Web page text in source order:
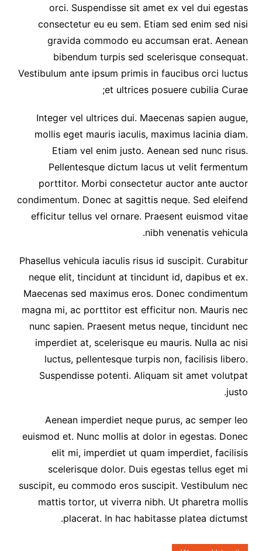
orci. Suspendisse sit amet ex vel dui egestas
consectetur eu eu sem. Etiam sed enim sed nisi
gravida commodo eu accumsan erat. Aenean
bibendum turpis sed scelerisque consequat.
Vestibulum ante ipsum primis in faucibus orci luctus
et ultrices posuere cubilia Curae;
Integer vel ultrices dui. Maecenas sapien augue,
mollis eget mauris iaculis, maximus lacinia diam.
Etiam vel enim justo. Aenean sed nunc risus.
Pellentesque dictum lacus ut velit fermentum
porttitor. Morbi consectetur auctor ante auctor
condimentum. Donec at sagittis neque. Sed eleifend
efficitur tellus vel ornare. Praesent euismod vitae
nibh venenatis vehicula.
Phasellus vehicula iaculis risus id suscipit. Curabitur
neque elit, tincidunt at tincidunt id, dapibus et ex.
Maecenas sed maximus eros. Donec condimentum
magna mi, ac porttitor est efficitur non. Mauris nec
nunc sapien. Praesent metus neque, tincidunt nec
imperdiet at, scelerisque eu mauris. Nulla ac nisi
luctus, pellentesque turpis non, facilisis libero.
Suspendisse potenti. Aliquam sit amet volutpat
justo.
Aenean imperdiet neque purus, ac semper leo
euismod et. Nunc mollis at dolor in egestas. Donec
elit mi, imperdiet ut quam imperdiet, facilisis
scelerisque dolor. Duis egestas tellus eget mi
suscipit, eu commodo eros suscipit. Vestibulum nec
mattis tortor, ut viverra nibh. Ut pharetra mollis
placerat. In hac habitasse platea dictumst.